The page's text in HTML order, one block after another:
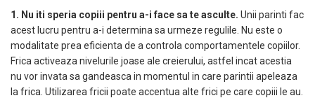
1. Nu iti speria copiii pentru a-i face sa te asculte. Unii parinti fac
acest lucru pentru a-i determina sa urmeze regulile. Nu este o
modalitate prea eficienta de a controla comportamentele copiilor.
Frica activeaza nivelurile joase ale creierului, astfel incat acestia
nu vor invata sa gandeasca in momentul in care parintii apeleaza
la frica. Utilizarea fricii poate accentua alte frici pe care copiii le au.